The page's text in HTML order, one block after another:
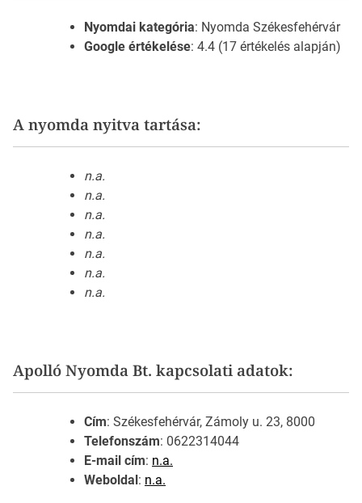
Nyomdai kategória: Nyomda Székesfehérvár
Google értékelése: 4.4 (17 értékelés alapján)
A nyomda nyitva tartása:
n.a.
n.a.
n.a.
n.a.
n.a.
n.a.
n.a.
Apolló Nyomda Bt. kapcsolati adatok:
Cím: Székesfehérvár, Zámoly u. 23, 8000
Telefonszám: 0622314044
E-mail cím: n.a.
Weboldal : n.a.